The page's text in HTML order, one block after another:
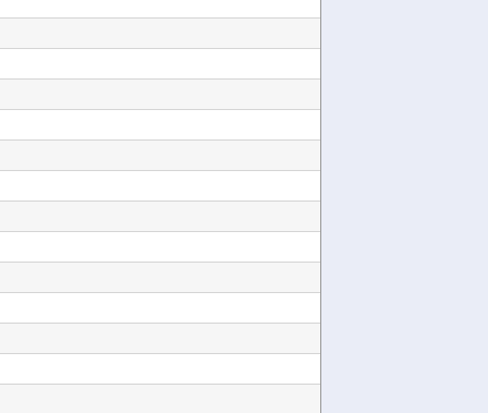
んと碌でもないな他
【にじ甲2026】そういや前から謎に思ってたんやがなんでマドロックなんてアナウンス入ってた...
【正論】ホリエモン、移民受け入れ反対派にブチギレ→スタジオ誰も反論できず沈黙他
ｗｗｗｗ他
スマホって普及して20年くらい経つのに「落とすだけで割れる」問題いつまでもクリアできてない...
【にじさんじ】梢桃音、映画ちいかわ感想＆考察会＆平和的解決RTA！なんか道徳の授業みたい他